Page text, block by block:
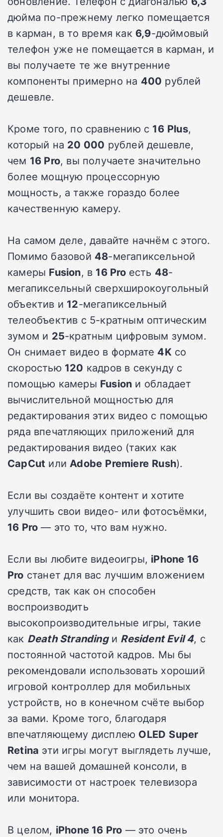
дюйма по-прежнему легко помещается
в карман, в то время как 6,9-дюймовый
телефон уже не помещается в карман, и
вы получаете те же внутренние
компоненты примерно на 400 рублей
дешевле.
Кроме того, по сравнению с 16 Plus,
который на 20 000 рублей дешевле,
чем 16 Pro, вы получаете значительно
более мощную процессорную
мощность, а также гораздо более
качественную камеру.
На самом деле, давайте начнём с этого.
Помимо базовой 48-мегапиксельной
камеры Fusion, в 16 Pro есть 48-
мегапиксельный сверхширокоугольный
объектив и 12-мегапиксельный
телеобъектив с 5-кратным оптическим
зумом и 25-кратным цифровым зумом.
Он снимает видео в формате 4Kсо
скоростью 120 кадров в секунду с
помощью камеры Fusion и обладает
вычислительной мощностью для
редактирования этих видео с помощью
ряда впечатляющих приложений для
редактирования видео (таких как
CapCut или Adobe Premiere Rush).
Если вы создаёте контент и хотите
улучшить свои видео- или фотосъёмки,
16 Pro — это то, что вам нужно.
Если вы любите видеоигры, iPhone 16
Pro станет для вас лучшим вложением
средств, так как он способен
воспроизводить
высокопроизводительные игры, такие
как Death Strandingи Resident Evil 4, с
постоянной частотой кадров. Мы бы
рекомендовали использовать хороший
игровой контроллер для мобильных
устройств, но в конечном счёте выбор
за вами. Кроме того, благодаря
впечатляющему дисплею OLED Super
Retina эти игры могут выглядеть лучше,
чем на вашей домашней консоли, в
зависимости от настроек телевизора
или монитора.
В целом, iPhone 16 Pro — это очень